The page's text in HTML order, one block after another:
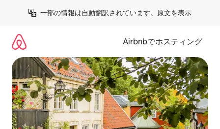
一部の情報は自動翻訳されています。 原文を表示
Airbnbでホスティング